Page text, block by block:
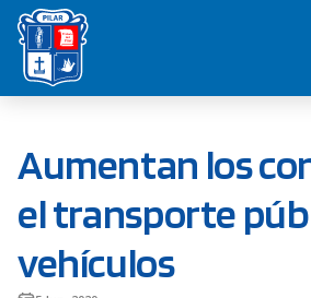
Saltar
contenido
Aumentan los
el transporte
vehículos